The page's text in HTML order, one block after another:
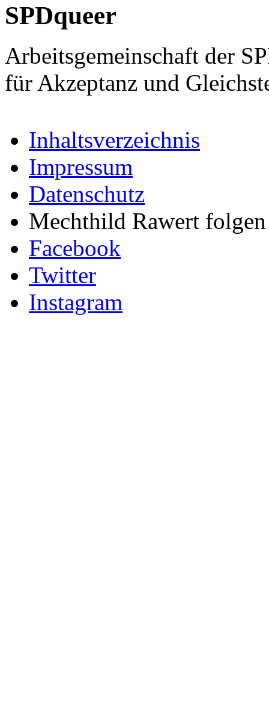
SPDqueer
Arbeitsgemeinschaft der
für Akzeptanz und
Inhaltsverzeichnis
Impressum
Datenschutz
Mechthild Rawert
Facebook
Twitter
Instagram